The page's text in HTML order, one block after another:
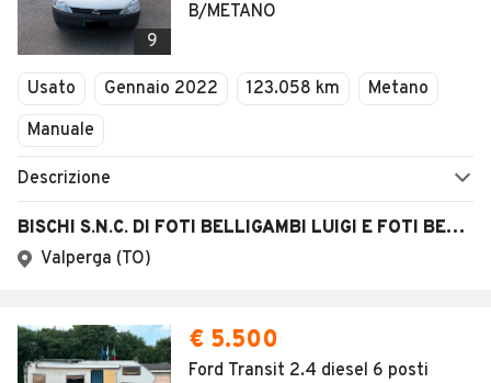
9
B/METANO
Usato Gennaio 2022 123.058 km
Metano
Manuale
Descrizione
BISCHI S.N.C. DI FOTI BELLIGAMBI LUIGI E FOTI BELLIGAMBI MARCO
Valperga (TO)
€ 5.500
Ford Transit 2.4 diesel 6 posti